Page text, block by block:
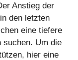
Anstieg der
den letzten
eine tiefere
suchen. Um die
hier eine